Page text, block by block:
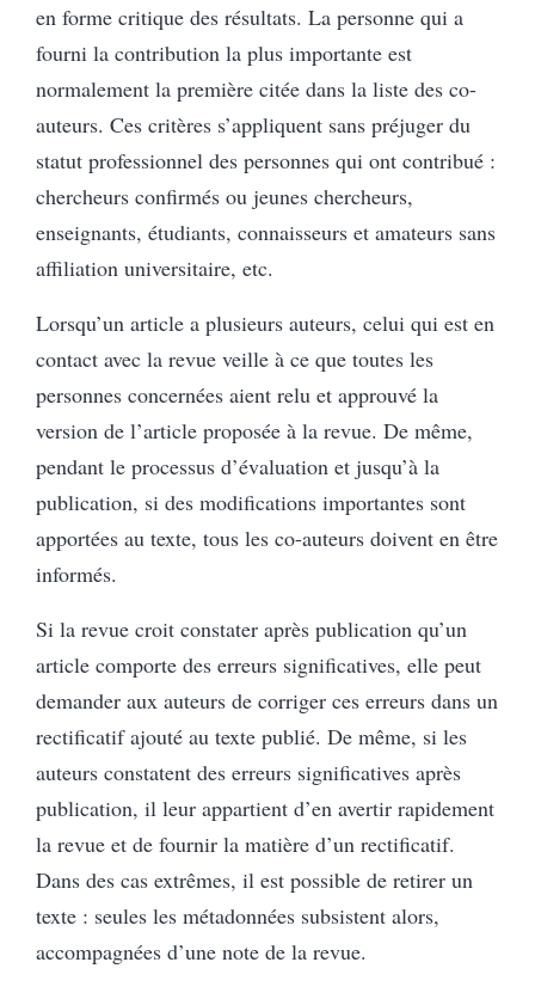
en forme critique des résultats. La personne qui a
fourni la contribution la plus importante est
normalement la première citée dans la liste des co-
auteurs. Ces critères s’appliquent sans préjuger du
statut professionnel des personnes qui ont contribué :
chercheurs confirmés ou jeunes chercheurs,
enseignants, étudiants, connaisseurs et amateurs sans
affiliation universitaire, etc.
Lorsqu’un article a plusieurs auteurs, celui qui est en
contact avec la revue veille à ce que toutes les
personnes concernées aient relu et approuvé la
version de l’article proposée à la revue. De même,
pendant le processus d’évaluation et jusqu’à la
publication, si des modifications importantes sont
apportées au texte, tous les co-auteurs doivent en être
informés.
Si la revue croit constater après publication qu’un
article comporte des erreurs significatives, elle peut
demander aux auteurs de corriger ces erreurs dans un
rectificatif ajouté au texte publié. De même, si les
auteurs constatent des erreurs significatives après
publication, il leur appartient d’en avertir rapidement
la revue et de fournir la matière d’un rectificatif.
Dans des cas extrêmes, il est possible de retirer un
texte : seules les métadonnées subsistent alors,
accompagnées d’une note de la revue.